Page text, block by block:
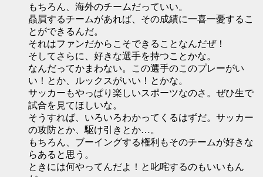
もちろん、海外のチームだっていい。
贔屓するチームがあれば、その成績に一喜一憂するこ
とができるんだ。
それはファンだからこそできることなんだぜ！
そしてさらに、好きな選手を持つことかな。
なんだってかまわない。この選手のこのプレーがい
い！とか、ルックスがいい！とかな。
サッカーもやっぱり楽しいスポーツなのさ。ぜひ生で
試合を見てほしいな。
そうすれば、いろいろわかってくるはずだ。サッカー
の攻防とか、駆け引きとか…。
もちろん、ブーイングする権利もそのチームが好きな
らあると思う。
ときには何やってんだよ！と叱咤するのもいいもん